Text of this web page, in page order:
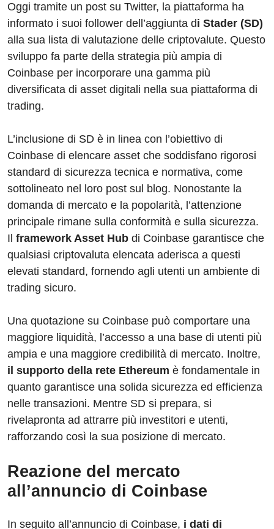
Oggi tramite un post su Twitter, la piattaforma ha
informato i suoi follower dell’aggiunta di Stader (SD)
alla sua lista di valutazione delle criptovalute. Questo
sviluppo fa parte della strategia più ampia di
Coinbase per incorporare una gamma più
diversificata di asset digitali nella sua piattaforma di
trading.
L’inclusione di SD è in linea con l’obiettivo di
Coinbase di elencare asset che soddisfano rigorosi
standard di sicurezza tecnica e normativa, come
sottolineato nel loro post sul blog. Nonostante la
domanda di mercato e la popolarità, l’attenzione
principale rimane sulla conformità e sulla sicurezza.
Il framework Asset Hub di Coinbase garantisce che
qualsiasi criptovaluta elencata aderisca a questi
elevati standard, fornendo agli utenti un ambiente di
trading sicuro.
Una quotazione su Coinbase può comportare una
maggiore liquidità, l’accesso a una base di utenti più
ampia e una maggiore credibilità di mercato. Inoltre,
il supporto della rete Ethereum è fondamentale in
quanto garantisce una solida sicurezza ed efficienza
nelle transazioni. Mentre SD si prepara, si
rivelapronta ad attrarre più investitori e utenti,
rafforzando così la sua posizione di mercato.
Reazione del mercato
all’annuncio di Coinbase
In seguito all’annuncio di Coinbase, i dati di